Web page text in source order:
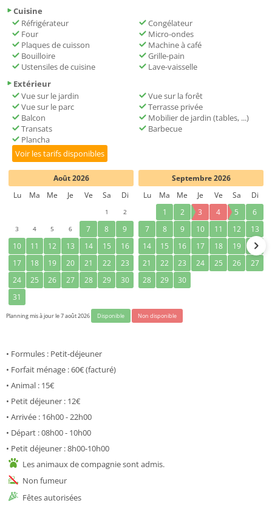
Cuisine
Réfrigérateur
Congélateur
Four
Micro-ondes
Plaques de cuisson
Machine à café
Bouilloire
Grille-pain
Ustensiles de cuisine
Lave-vaisselle
Extérieur
Vue sur le jardin
Vue sur la forêt
Vue sur le parc
Terrasse privée
Balcon
Mobilier de jardin (tables, ...)
Transats
Barbecue
Plancha
Voir les tarifs disponibles
Août 2026
Lu
Ma Me Je Ve Sa Di
1
2
3
4 5 6 7 8
9
10
11 12 13 14 15
16
17
18 19 20 21 22
23
24
25 26 27 28 29
30
31
Septembre 2026
Lu
Ma Me Je Ve Sa
Di
1
2 3 4 5
6
7
8 9 10 11 12
13
14
15 16 17 18 19
20
21
22 23 24 25 26
27
28
29 30
Planning mis à jour le 7 août 2026 Disponible Non disponible
• Formules : Petit-déjeuner
• Forfait ménage : 60€ (facturé)
• Animal : 15€
• Petit déjeuner : 12€
• Arrivée : 16h00 - 22h00
• Départ : 08h00 - 10h00
• Petit déjeuner : 8h00-10h00
Les animaux de compagnie sont admis.
Non fumeur
Fêtes autorisées